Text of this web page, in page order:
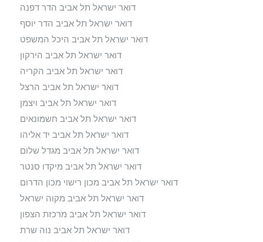
דואר ישראל תל אביב הדר דפנה
דואר ישראל תל אביב הדר יוסף
דואר ישראל תל אביב היכל המשפט
דואר ישראל תל אביב הירקון
דואר ישראל תל אביב הקריה
דואר ישראל תל אביב הרצל
דואר ישראל תל אביב ויצמן
דואר ישראל תל אביב חשמונאים
דואר ישראל תל אביב יד אליהו
דואר ישראל תל אביב מגדל שלום
דואר ישראל תל אביב מיקדו סנטר
דואר ישראל תל אביב מכון רישוי מכון הדרום
דואר ישראל תל אביב מקוה ישראל
דואר ישראל תל אביב מרכזת הצפון
דואר ישראל תל אביב נוה שרת